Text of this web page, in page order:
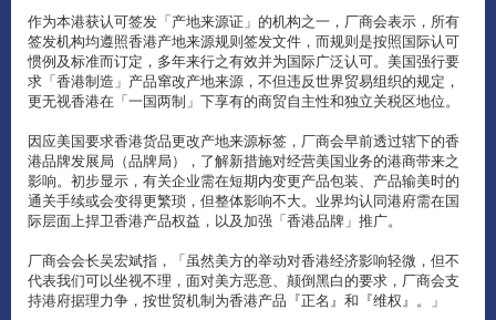
作为本港获认可签发「产地来源证」的机构之一，厂商会表示，所有
签发机构均遵照香港产地来源规则签发文件，而规则是按照国际认可
惯例及标准而订定，多年来行之有效并为国际广泛认可。美国强行要
求「香港制造」产品窜改产地来源，不但违反世界贸易组织的规定，
更无视香港在「一国两制」下享有的商贸自主性和独立关税区地位。
因应美国要求香港货品更改产地来源标签，厂商会早前透过辖下的香
港品牌发展局（品牌局），了解新措施对经营美国业务的港商带来之
影响。初步显示，有关企业需在短期内变更产品包装、产品输美时的
通关手续或会变得更繁琐，但整体影响不大。业界均认同港府需在国
际层面上捍卫香港产品权益，以及加强「香港品牌」推广。
厂商会会长吴宏斌指，「虽然美方的举动对香港经济影响轻微，但不
代表我们可以坐视不理，面对美方恶意、颠倒黑白的要求，厂商会支
持港府据理力争，按世贸机制为香港产品『正名』和『维权』。」